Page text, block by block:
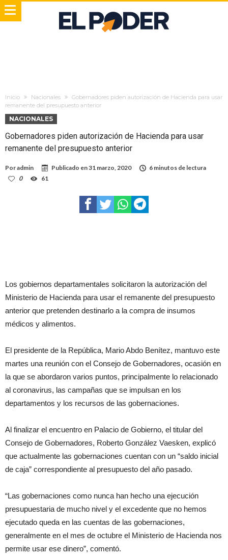
Inicio Nacionales
Gobernadores piden autorización de Hacienda para usar
remanente del presupuesto anterior
NACIONALES
Gobernadores piden autorización de Hacienda para usar
remanente del presupuesto anterior
Poradmin Publicado en31 marzo, 2020
6 minutos de lectura
0
61
Los gobiernos departamentales solicitaron la autorización del
Ministerio de Hacienda para usar el remanente del presupuesto
anterior que pretenden destinarlo a la compra de insumos
médicos y alimentos.
El presidente de la República, Mario Abdo Benítez, mantuvo este
martes una reunión con el Consejo de Gobernadores, ocasión en
la que se abordaron varios puntos, principalmente lo relacionado
al coronavirus, las campañas que se impulsan en los
departamentos y los recursos de las gobernaciones.
Al finalizar el encuentro en Palacio de Gobierno, el titular del
Consejo de Gobernadores, Roberto González Vaesken, explicó
que actualmente las gobernaciones cuentan con un “saldo inicial
de caja” correspondiente al presupuesto del año pasado.
“Las gobernaciones como nunca han hecho una ejecución
presupuestaria de mucho nivel y el excedente que no hemos
ejecutado queda en las cuentas de las gobernaciones,
generalmente en el mes de octubre el Ministerio de Hacienda nos
permite usar ese dinero”, comentó.